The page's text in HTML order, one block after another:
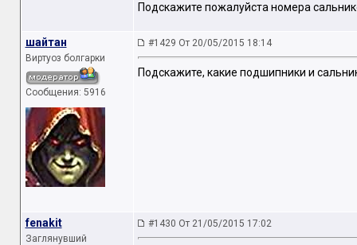
Подскажите пожалуйста номера
шайтан
Виртуоз болгарки
Сообщения: 5916
#1429 От 20/05/2015 18:14
Подскажите, какие подшипники и
fenakit
Заглянувший
#1430 От 21/05/2015 17:02